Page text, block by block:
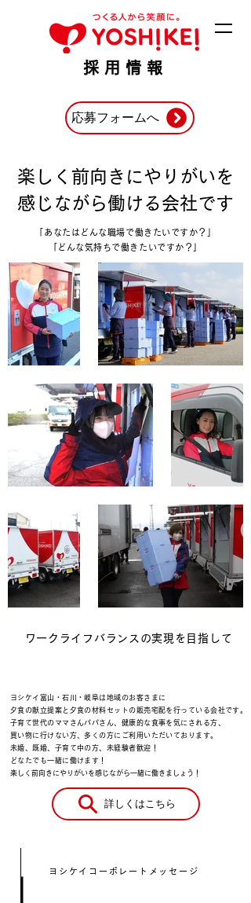
採用情報
応募フォームへ
楽しく前向きにやりがいを
感じながら働ける会社です
「あなたはどんな職場で働きたいですか？」
​「どんな気持ちで働きたいですか？」
ワークライフバランスの実現を目指して
ヨシケイ富山・石川・岐阜は地域のお客さまに
夕食の献立提案と夕食の材料セットの販売宅配を行っている会社です。
子育て世代のママさんパパさん、健康的な食事を気にされる方、
買い物に行けない方、多くの方にご利用いただいております。
未婚、既婚、子育て中の方、未経験者歓迎！
どなたでも一緒に働けます！
楽しく前向きにやりがいを感じながら一緒に働きましょう！
詳しくはこちら
ヨシケイコーポレートメッセージ